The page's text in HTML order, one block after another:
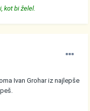
kot bi želel.
Ivan Grohar iz najlepše